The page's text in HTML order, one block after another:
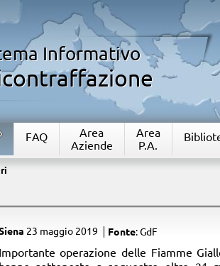
Informativo
FAQ
Area
Aziende
Area
P.A.
23 maggio 2019 Fonte: GdF
​Importante operazione delle Fiamme